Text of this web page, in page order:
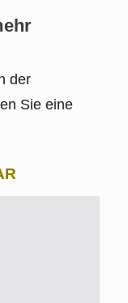
der
Sie eine